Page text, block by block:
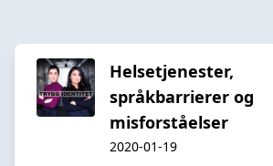
Helsetjenester,
språkbarrierer og
misforståelser
2020-01-19